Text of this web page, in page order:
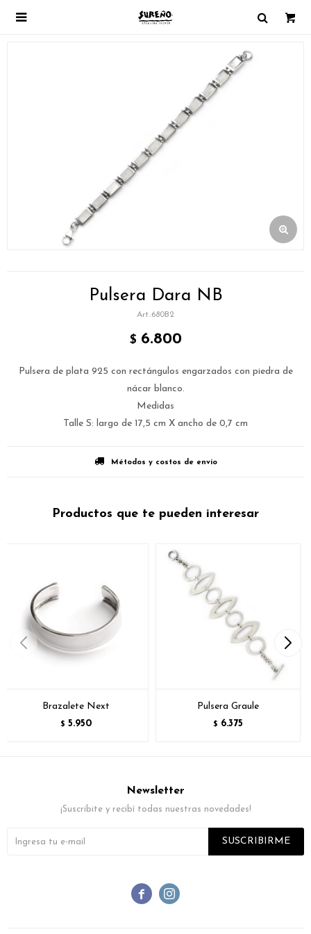

Pulsera Dara NB
680B2
$ 6.800
Pulsera de plata 925 con rectángulos engarzados con piedra de
nácar blanco.
Medidas
Talle S: largo de 17,5 cm X ancho de 0,7 cm
Métodos y costos de envío
Productos que te pueden interesar
Brazalete Next
$ 5.950
Pulsera Graule
$ 6.375
 
Newsletter
¡Suscribite y recibí todas nuestras novedades!
SUSCRIBIRME